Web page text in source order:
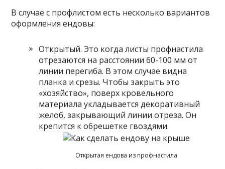
В случае с профлистом есть несколько вариантов
оформления ендовы:
Открытый. Это когда листы профнастила
отрезаются на расстоянии 60-100 мм от
линии перегиба. В этом случае видна
планка и срезы. Чтобы закрыть это
«хозяйство», поверх кровельного
материала укладывается декоративный
желоб, закрывающий линии отреза. Он
крепится к обрешетке гвоздями.
Открытая ендова из профнастила